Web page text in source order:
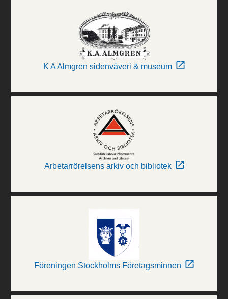
K A Almgren sidenväveri & museum
Arbetarrörelsens arkiv och bibliotek
Föreningen Stockholms Företagsminnen